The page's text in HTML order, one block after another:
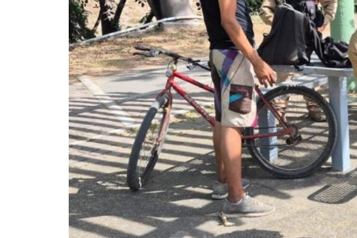
Jalisco Se Integra A
Frustran Presunto
Infecciones Respiratorias
SIOP Moderniza La Casa
Van Por La Reorganización
Estados Unidos Endurece
Buscan A Wilber Armando
Melissa Madero Exige
Washington Enfrenta Una
Avanza Plan Para Construir
Nuevas Concesiones De